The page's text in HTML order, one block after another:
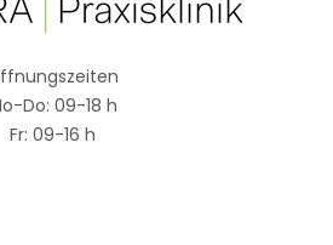
Do: 09-18 h
Fr: 09-16 h